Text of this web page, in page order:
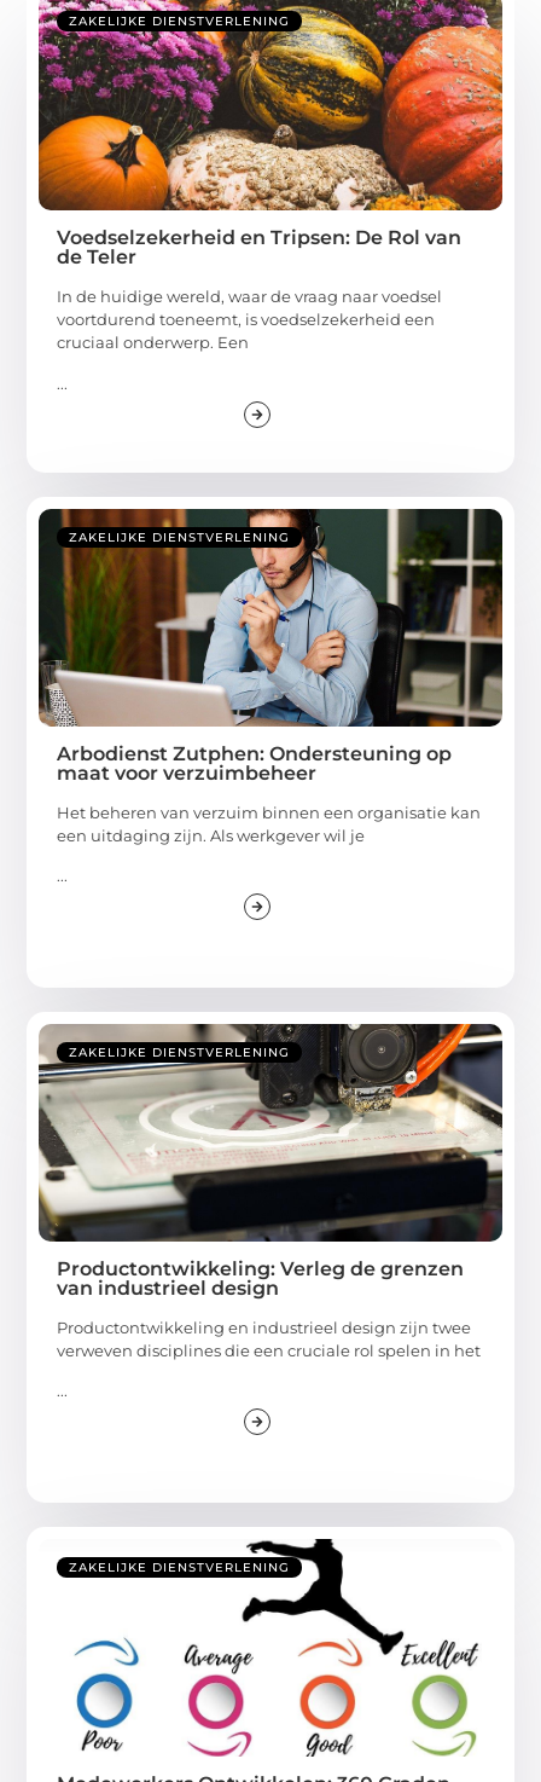
ZAKELIJKE DIENSTVERLENING
Voedselzekerheid en Tripsen: De Rol van
de Teler
In de huidige wereld, waar de vraag naar voedsel
voortdurend toeneemt, is voedselzekerheid een
cruciaal onderwerp. Een
...
ZAKELIJKE DIENSTVERLENING
Arbodienst Zutphen: Ondersteuning op
maat voor verzuimbeheer
Het beheren van verzuim binnen een organisatie kan
een uitdaging zijn. Als werkgever wil je
...
ZAKELIJKE DIENSTVERLENING
Productontwikkeling: Verleg de grenzen
van industrieel design
Productontwikkeling en industrieel design zijn twee
verweven disciplines die een cruciale rol spelen in het
...
ZAKELIJKE DIENSTVERLENING